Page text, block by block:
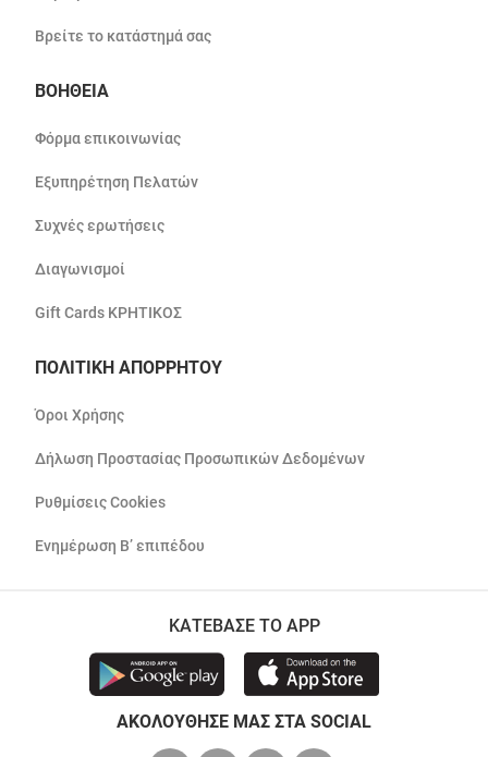
Βρείτε το κατάστημά σας
ΒΟΗΘΕΙΑ
Φόρμα επικοινωνίας
Εξυπηρέτηση Πελατών
Συχνές ερωτήσεις
Διαγωνισμοί
Gift Cards ΚΡΗΤΙΚΟΣ
ΠΟΛΙΤΙΚΗ ΑΠΟΡΡΗΤΟΥ
Όροι Χρήσης
Δήλωση Προστασίας Προσωπικών Δεδομένων
Ρυθμίσεις Cookies
Ενημέρωση Β’ επιπέδου
ΚΑΤΕΒΑΣΕ ΤΟ APP
ΑΚΟΛΟΥΘΗΣΕ ΜΑΣ ΣΤΑ SOCIAL